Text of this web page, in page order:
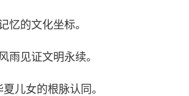
忆的文化坐标。
雨见证文明永续。
儿女的根脉认同。